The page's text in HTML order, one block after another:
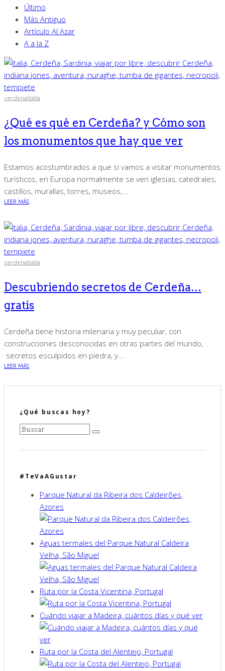
Último
Más Antiguo
Artículo Al Azar
A a la Z
cerdenaItalia
¿Qué es qué en Cerdeña? y Cómo son
los monumentos que hay que ver
Estamos acostumbrados a que si vamos a visitar monumentos
turísticos, en Europa normalmente se ven iglesias, catedrales,
castillos, murallas, torres, museos,...
LEER MÁS
cerdenaItalia
Descubriendo secretos de Cerdeña…
gratis
Cerdeña tiene historia milenaria y muy peculiar, con
construcciones desconocidas en otras partes del mundo,
secretos esculpidos en piedra, y...
LEER MÁS
¿Qué buscas hoy?
#TeVaAGustar
Parque Natural da Ribeira dos Caldeirões,
Azores
Aguas termales del Parque Natural Caldeira
Velha, São Miguel
Ruta por la Costa Vicentina, Portugal
Cuándo viajar a Madeira, cuántos días y qué ver
Ruta por la Costa del Alentejo, Portugal